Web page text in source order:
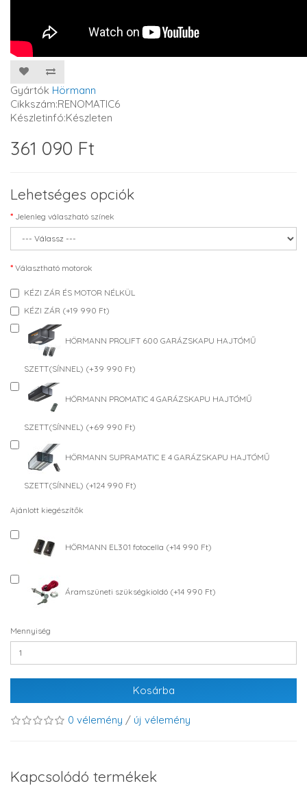
Gyártók Hörmann
Cikkszám:RENOMATIC6
Készletinfó:Készleten
361 090 Ft
Lehetséges opciók
Jelenleg válaszható színek
Választható motorok
KÉZI ZÁR ÉS MOTOR NÉLKÜL
KÉZI ZÁR (+19 990 Ft)
HÖRMANN PROLIFT 600 GARÁZSKAPU HAJTÓMŰ
SZETT(SÍNNEL) (+39 990 Ft)
HÖRMANN PROMATIC 4 GARÁZSKAPU HAJTÓMŰ
SZETT(SÍNNEL) (+69 990 Ft)
HÖRMANN SUPRAMATIC E 4 GARÁZSKAPU HAJTÓMŰ
SZETT(SÍNNEL) (+124 990 Ft)
Ajánlott kiegészítők
HÖRMANN EL301 fotocella (+14 990 Ft)
Áramszüneti szükségkioldó (+14 990 Ft)
Mennyiség
Kosárba
0 vélemény / új vélemény
Kapcsolódó termékek